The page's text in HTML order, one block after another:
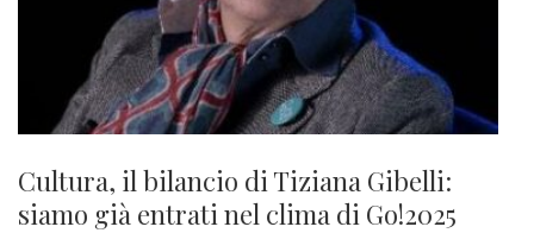
Cultura, il bilancio di Tiziana Gibelli:
siamo già entrati nel clima di Go!2025